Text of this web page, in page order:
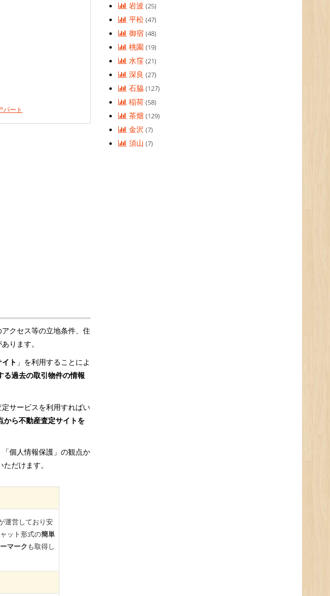
パート
クセス等の立地条件、住
ります。
ト 」を利用することによ
る過去の取引物件の情報
サービスを利用すればい
から不動産査定サイトを
個人情報保護」の観点か
だけます。
岩波(25)
平松(47)
御宿(48)
桃園(19)
水窪(21)
深良(27)
石脇(127)
稲荷(58)
茶畑(129)
金沢(7)
須山(7)